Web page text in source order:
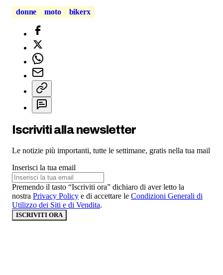
donne
moto bikerx
Iscriviti alla newsletter
Le notizie più importanti, tutte le settimane, gratis nella tua mail
Inserisci la tua email
Premendo il tasto “Iscriviti ora” dichiaro di aver letto la
nostra Privacy Policy e di accettare le Condizioni Generali di
Utilizzo dei Siti e di Vendita.
ISCRIVITI ORA